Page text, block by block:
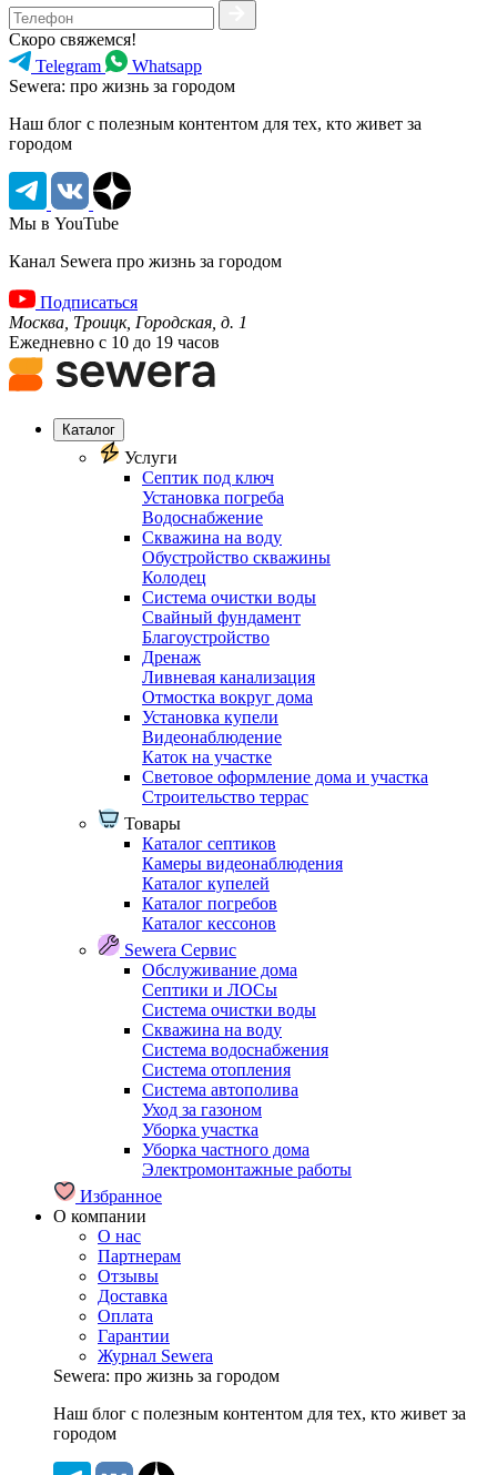
Скоро свяжемся!
Telegram
Whatsapp
Sewera: про жизнь за городом
Наш блог c полезным контентом для тех, кто живет за
городом
Мы в YouTube
Канал Sewera про жизнь за городом
Подписаться
Москва, Троицк, Городская, д. 1
Ежедневно с 10 до 19 часов
Каталог
Услуги
Септик под ключ
Установка погреба
Водоснабжение
Скважина на воду
Обустройство скважины
Колодец
Система очистки воды
Свайный фундамент
Благоустройство
Дренаж
Ливневая канализация
Отмостка вокруг дома
Установка купели
Видеонаблюдение
Каток на участке
Световое оформление дома и участка
Строительство террас
Товары
Каталог септиков
Камеры видеонаблюдения
Каталог купелей
Каталог погребов
Каталог кессонов
Sewera Сервис
Обслуживание дома
Септики и ЛОСы
Система очистки воды
Скважина на воду
Система водоснабжения
Система отопления
Система автополива
Уход за газоном
Уборка участка
Уборка частного дома
Электромонтажные работы
Избранное
О компании
О нас
Партнерам
Отзывы
Доставка
Оплата
Гарантии
Журнал Sewera
Sewera: про жизнь за городом
Наш блог c полезным контентом для тех, кто живет за
городом